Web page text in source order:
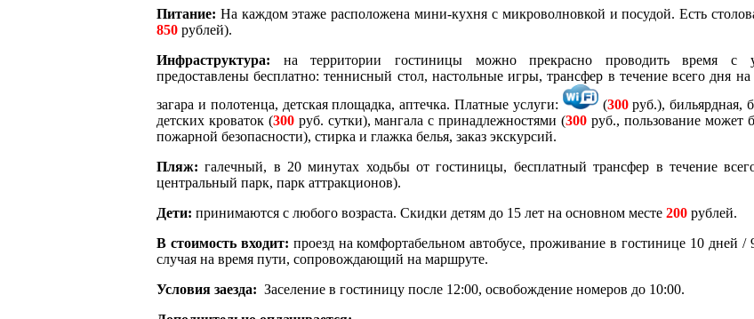
Питание: На каждом этаже расположена мини-кухня с микроволновкой и посудой. Есть
850 рублей).
Инфраструктура: на территории гостиницы можно прекрасно проводить время
предоставлены бесплатно: теннисный стол, настольные игры, трансфер в течение всего дня
загара и полотенца, детская площадка, аптечка. Платные услуги:
(300руб.), бильярдная,
детских кроваток (300руб. сутки), мангала с принадлежностями (300 руб., пользование может
пожарной безопасности), стирка и глажка белья, заказ экскурсий.
Пляж: галечный, в 20 минутах ходьбы от гостиницы, бесплатный трансфер в течение
центральный парк, парк аттракционов).
Дети: принимаются с любого возраста. Скидки детям до 15 лет на основном месте 200 рублей.
В стоимость входит: проезд на комфортабельном автобусе, проживание в гостинице 10 дней /
случая на время пути, сопровождающий на маршруте.
Условия заезда: Заселение в гостиницу после 12:00, освобождение номеров до 10:00.